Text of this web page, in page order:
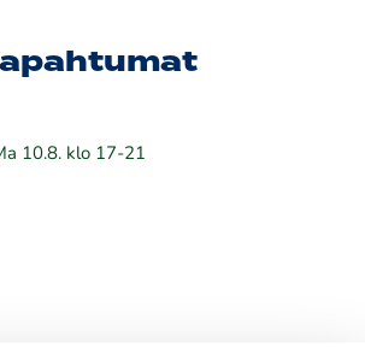
10.8. klo 17-21